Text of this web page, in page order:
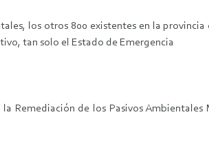
los otros 800 existentes en la
tan solo el Estado de Emergencia
de los Pasivos Ambientales